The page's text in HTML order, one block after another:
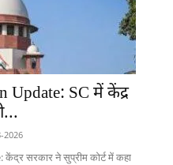
Update: SC में केंद्र
2026
सरकार ने सुप्रीम कोर्ट में कहा